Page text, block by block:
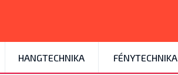
HANGTECHNIKA FÉNYTECHNIKA